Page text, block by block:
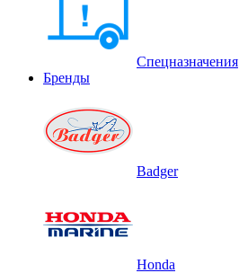
Спецназначения
Бренды
Badger
Honda